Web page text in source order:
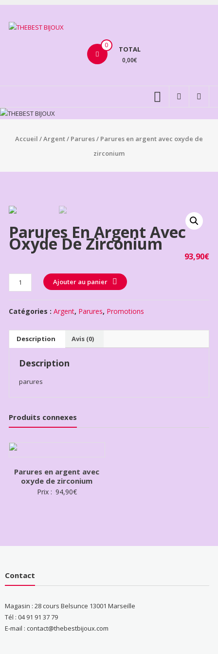
Aller
contenu
BIJOUX
0 TOTAL
0,00€
Accueil /Argent/ Parures/ Parures en argent avec oxyde de
zirconium
Parures En Argent Avec
Oxyde De Zirconium
93,90€
Quantité Ajouter au panier
Catégories : Argent, Parures, Promotions
Description Avis (0)
Description
parures
Produits connexes
Parures en argent avec
oxyde de zirconium
Prix : 94,90€
Contact
Magasin : 28 cours Belsunce 13001 Marseille
Tél : 04 91 91 37 79
E-mail : contact@thebestbijoux.com